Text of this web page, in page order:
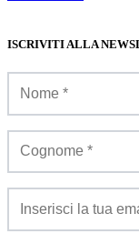
ISCRIVITI ALLA